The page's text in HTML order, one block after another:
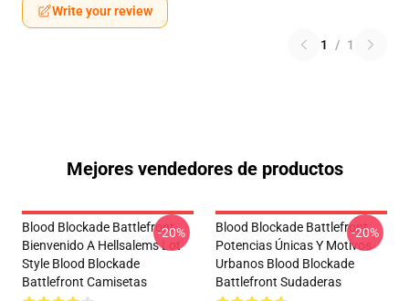
Write your review
1 / 1
Mejores vendedores de productos
Blood Blockade Battlefront
Bienvenido A Hellsalems Lot
Style Blood Blockade
Battlefront Camisetas
-20%
Blood Blockade Battlefront
Potencias Únicas Y Motivos
Urbanos Blood Blockade
Battlefront Sudaderas
-20%